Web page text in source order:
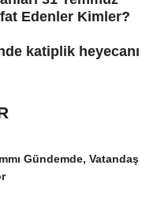
Edenler Kimler?
katiplik heyecanı
Gündemde, Vatandaş